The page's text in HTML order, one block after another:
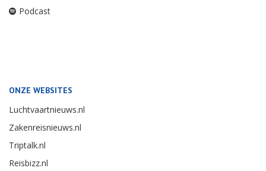
Podcast
ONZE WEBSITES
Luchtvaartnieuws.nl
Zakenreisnieuws.nl
Triptalk.nl
Reisbizz.nl